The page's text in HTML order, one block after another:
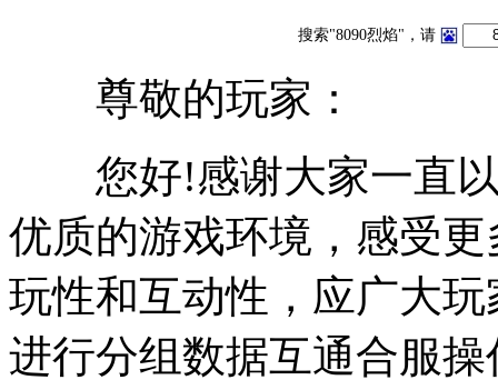
搜索"8090烈焰"，请
尊敬的玩家：
您好!感谢大家一直以
优质的游戏环境，感受
玩性和互动性，应广大
进行分组数据互通合服